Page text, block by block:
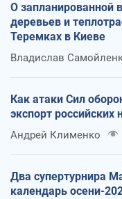
О запланированной
деревьев и
Теремках в Киеве
Владислав
Как атаки Сил
экспорт российских
Андрей Клименко
Два супертурнира
календарь осени-